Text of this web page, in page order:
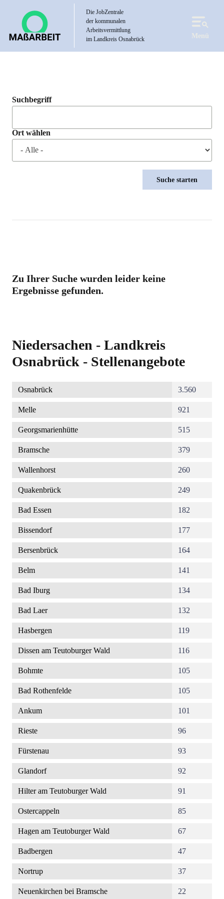
Die JobZentrale
der kommunalen
Arbeitsvermittlung
im Landkreis Osnabrück
Menü
Suchbegriff
Ort wählen
Zu Ihrer Suche wurden leider keine
Ergebnisse gefunden.
Niedersachen - Landkreis
Osnabrück - Stellenangebote
Osnabrück 3.560
Melle 921
Georgsmarienhütte 515
Bramsche 379
Wallenhorst 260
Quakenbrück 249
Bad Essen 182
Bissendorf 177
Bersenbrück 164
Belm 141
Bad Iburg 134
Bad Laer 132
Hasbergen 119
Dissen am Teutoburger Wald 116
Bohmte 105
Bad Rothenfelde 105
Ankum 101
Rieste 96
Fürstenau 93
Glandorf 92
Hilter am Teutoburger Wald 91
Ostercappeln 85
Hagen am Teutoburger Wald 67
Badbergen 47
Nortrup 37
Neuenkirchen bei Bramsche 22